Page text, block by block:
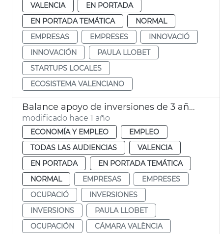
VALENCIA
EN PORTADA
EN PORTADA TEMÁTICA
NORMAL
EMPRESAS
EMPRESES
INNOVACIÓ
INNOVACIÓN
PAULA LLOBET
STARTUPS LOCALES
ECOSISTEMA VALENCIANO
Balance apoyo de inversiones de 3 años en activo de Invest in València
modificado hace 1 año
ECONOMÍA Y EMPLEO
EMPLEO
TODAS LAS AUDIENCIAS
VALENCIA
EN PORTADA
EN PORTADA TEMÁTICA
NORMAL
EMPRESAS
EMPRESES
OCUPACIÓ
INVERSIONES
INVERSIONS
PAULA LLOBET
OCUPACIÓN
CÁMARA VALÈNCIA